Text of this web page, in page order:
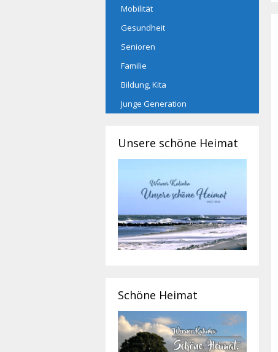
Mobilität
Gesundheit
Senioren
Familie
Bildung, Kita
Junge Generation
Unsere schöne Heimat
Schöne Heimat